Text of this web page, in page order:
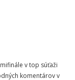
v top súťaži
komentárov v